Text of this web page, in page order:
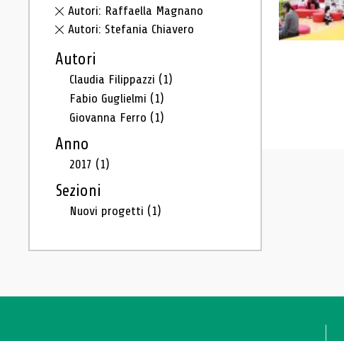
Autori: Raffaella Magnano
Autori: Stefania Chiavero
Autori
Claudia Filippazzi (1)
Fabio Guglielmi (1)
Giovanna Ferro (1)
Anno
2017 (1)
Sezioni
Nuovi progetti (1)